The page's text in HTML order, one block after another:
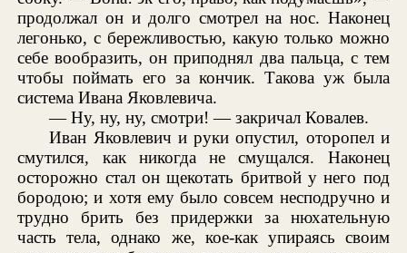
продолжал он и долго смотрел на нос. Наконец
легонько, с бережливостью, какую только можно
себе вообразить, он приподнял два пальца, с тем
чтобы поймать его за кончик. Такова уж была
система Ивана Яковлевича.
— Ну, ну, ну, смотри! — закричал Ковалев.
Иван Яковлевич и руки опустил, оторопел и
смутился, как никогда не смущался. Наконец
осторожно стал он щекотать бритвой у него под
бородою; и хотя ему было совсем несподручно и
трудно брить без придержки за нюхательную
часть тела, однако же, кое-как упираясь своим